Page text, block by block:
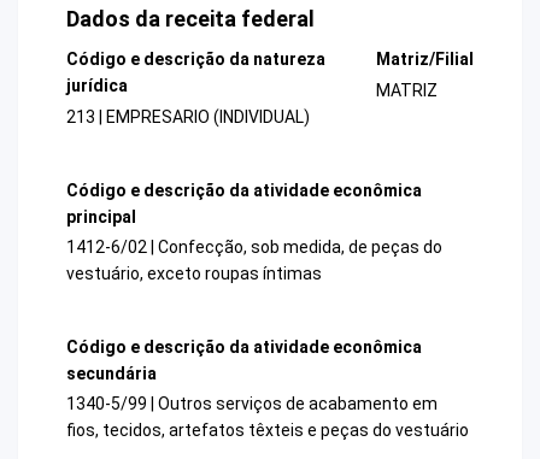
Dados da receita federal
Código e descrição da natureza
jurídica
213 | EMPRESARIO (INDIVIDUAL)
Matriz/Filial
MATRIZ
Código e descrição da atividade econômica
principal
1412-6/02 | Confecção, sob medida, de peças do
vestuário, exceto roupas íntimas
Código e descrição da atividade econômica
secundária
1340-5/99 | Outros serviços de acabamento em
fios, tecidos, artefatos têxteis e peças do vestuário